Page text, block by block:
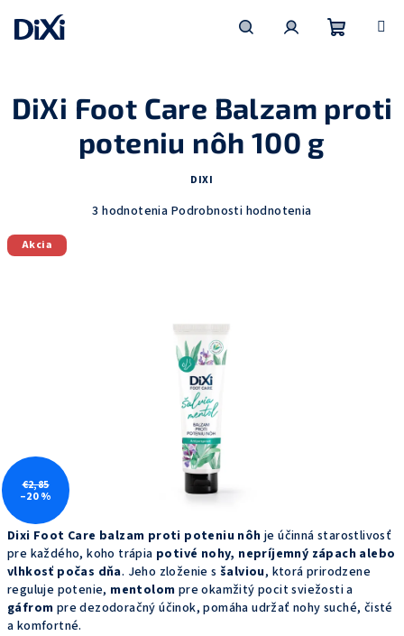
obsah
košík
Dixi Foot Care balzam proti poteniu nôhje účinná starostlivosť
pre každého, koho trápia potivé nohy, nepríjemný zápach alebo
vlhkosť počas dňa. Jeho zloženie sšalviou, ktorá prirodzene
reguluje potenie, mentolom pre okamžitý pocit sviežosti a
gáfrom pre dezodoračný účinok, pomáha udržať nohy suché, čisté
a komfortné.
DiXi Foot Care Balzam proti
poteniu nôh 100 g
DIXI
Priemerné
3 hodnotenia Podrobnosti hodnotenia
Akcia
€2,85
–20 %